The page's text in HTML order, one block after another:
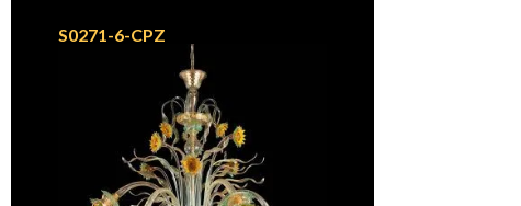
S0271-6-CPZ